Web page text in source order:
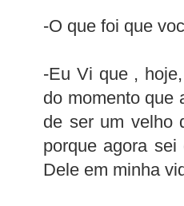
-O que foi que
-Eu Vi que ,
do momento que
de ser um velho
porque agora
Dele em minha